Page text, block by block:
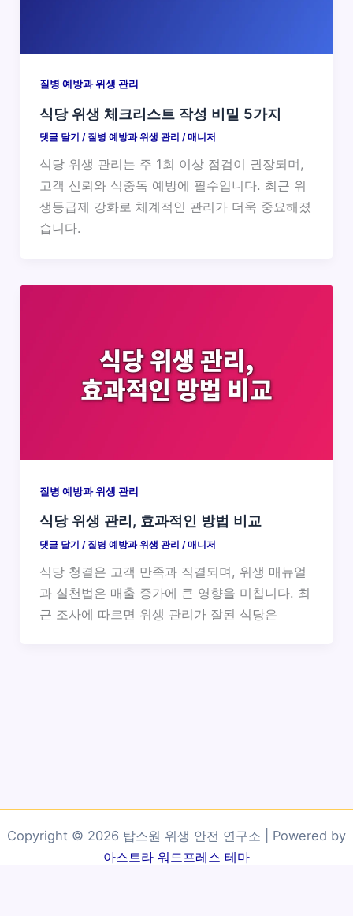
질병 예방과 위생 관리
식당 위생 체크리스트 작성 비밀 5가지
댓글 달기 / 질병 예방과 위생 관리 /매니저
식당 위생 관리는 주 1회 이상 점검이 권장되며,
고객 신뢰와 식중독 예방에 필수입니다. 최근 위
생등급제 강화로 체계적인 관리가 더욱 중요해졌
습니다.
질병 예방과 위생 관리
식당 위생 관리, 효과적인 방법 비교
댓글 달기 / 질병 예방과 위생 관리 /매니저
식당 청결은 고객 만족과 직결되며, 위생 매뉴얼
과 실천법은 매출 증가에 큰 영향을 미칩니다. 최
근 조사에 따르면 위생 관리가 잘된 식당은
Copyright © 2026 탑스원 위생 안전 연구소 | Powered by
아스트라 워드프레스 테마